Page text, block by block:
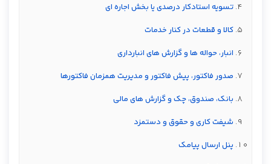
تسویه استادکار درصدی یا بخش اجاره ای
کالا و قطعات در کنار خدمات
انبار، حواله ها و گزارش های انبارداری
صدور فاکتور، پیش فاکتور و مدیریت همزمان فاکتورها
بانک، صندوق، چک و گزارش های مالی
شیفت کاری و حقوق و دستمزد
پنل ارسال پیامک